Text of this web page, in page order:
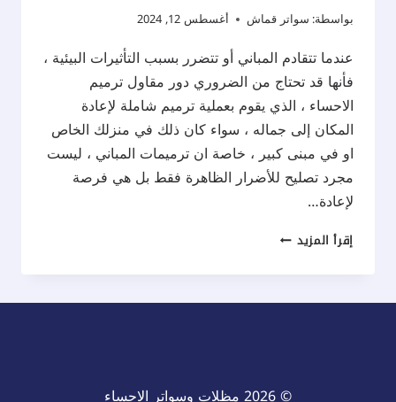
بواسطة: سواتر قماش أغسطس 12, 2024
عندما تتقادم المباني أو تتضرر بسبب التأثيرات البيئية ،
فأنها قد تحتاج من الضروري دور مقاول ترميم
الاحساء ، الذي يقوم بعملية ترميم شاملة لإعادة
المكان إلى جماله ، سواء كان ذلك في منزلك الخاص
او في مبنى كبير ، خاصة ان ترميمات المباني ، ليست
مجرد تصليح للأضرار الظاهرة فقط بل هي فرصة
لإعادة…
إقرأ المزيدمقاول
ت:
© 2026 مظلات وسواتر الاحساء